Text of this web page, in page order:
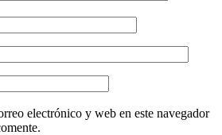
electrónico y web en este navegador